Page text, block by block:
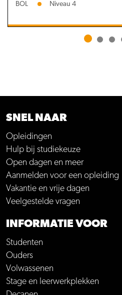
BOL Niveau 4
SNEL NAAR
Opleidingen
Hulp bij studiekeuze
Open dagen en meer
Aanmelden voor een opleiding
Vakantie en vrije dagen
Veelgestelde vragen
INFORMATIE VOOR
Studenten
Ouders
Volwassenen
Stage en leerwerkplekken